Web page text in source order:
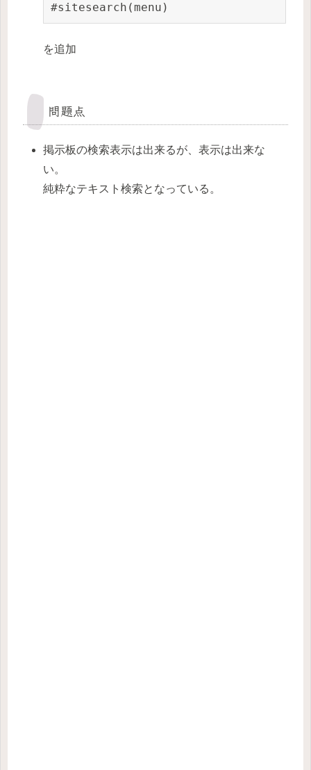
#sitesearch(menu)
を追加
問題点
掲示板の検索表示は出来るが、表示は出来な
い。
純粋なテキスト検索となっている。